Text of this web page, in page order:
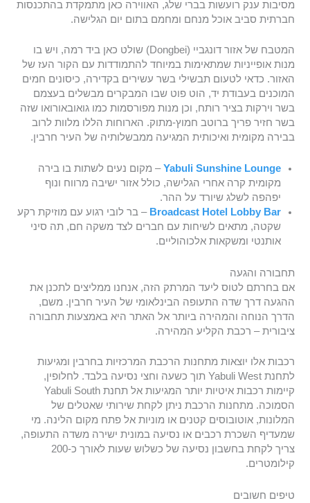
מסיבות ענק רועשות בברי שלג, האווירה כאן מתמקדת בהתכנסות
חברתית סביב אוכל מנחם ומחמם בתום יום הגלישה.
המטבח של אזור דונגביי (Dongbei) שולט כאן ביד רמה, ויש בו
מנות אופייניות שמתאימות במיוחד להתמודדות עם הקור העז של
האזור. כדאי לטעום תבשילי בשר עשירים בקדירה, כיסונים חמים
המוכנים בעבודת יד, הוט פוט שבו המבקרים מבשלים בעצמם
בשר וירקות בציר רותח, וכן מנות מפורסמות כמו גואובאורואו שזה
בשר חזיר פריך ברוטב חמוץ-מתוק. הארוחות הללו מלוות לרוב
בבירה מקומית ואיכותית המגיעה ממבשלותיה של העיר חרבין.
Yabuli Sunshine Lounge– מקום נעים לשתות בו בירה
מקומית קרה אחרי הגלישה, כולל אזור ישיבה מרווח ונוף
יפהפה לשלג שיורד על ההר.
Broadcast Hotel Lobby Bar – בר לובי רגוע עם מוזיקת רקע
שקטה, מתאים לשיחות עם חברים לצד משקה חם, תה סיני
אותנטי ומשקאות אלכוהוליים.
תחבורה והגעה
אם בחרתם לטוס ליעד המרתק הזה, אנחנו ממליצים לתכנן את
ההגעה דרך שדה התעופה הבינלאומי של העיר חרבין. משם,
הדרך הנוחה והמהירה ביותר אל האתר היא באמצעות תחבורה
ציבורית – רכבת הקליע המהירה.
רכבות אלו יוצאות מתחנות הרכבת המרכזיות בחרבין ומגיעות
לתחנת Yabuli West תוך כשעה וחצי נסיעה בלבד. לחלופין,
קיימות רכבות איטיות יותר המגיעות אל תחנת Yabuli South
הסמוכה. מתחנות הרכבת ניתן לקחת שירותי שאטלים של
המלונות, אוטובוסים קטנים או מוניות אל פתח מקום הלינה. מי
שמעדיף השכרת רכבים או נסיעה במונית ישירה משדה התעופה,
צריך לקחת בחשבון נסיעה של כשלוש שעות לאורך כ-200
קילומטרים.
טיפים חשובים